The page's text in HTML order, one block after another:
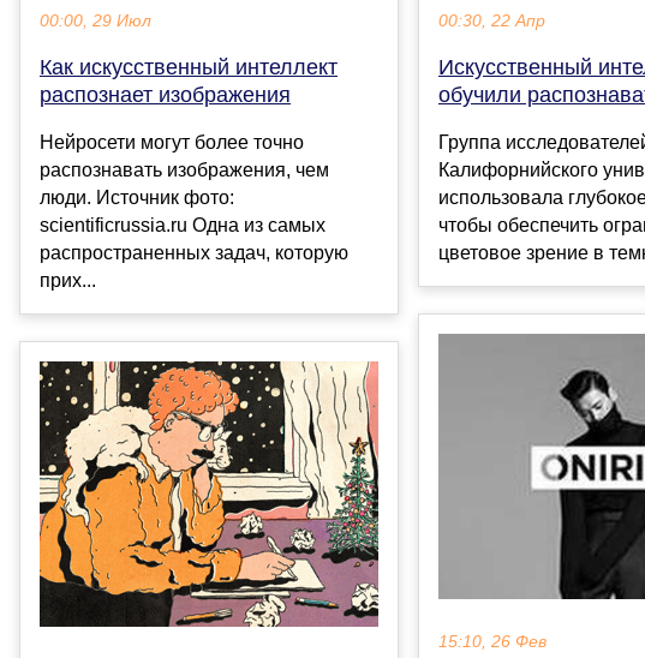
00:00, 29 Июл
Как искусственный интеллект
распознает изображения
Нейросети могут более точно
распознавать изображения, чем
люди. Источник фото:
scientificrussia.ru Одна из самых
распространенных задач, которую
прих...
00:30, 22 Апр
Искусственный
обучили
Группа
Калифорнийского
использовала
чтобы обеспечить
цветовое зрение в
15:10, 26 Фев